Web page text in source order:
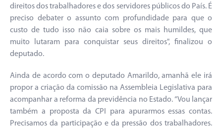
direitos dos trabalhadores e dos servidores públicos do País. É
preciso debater o assunto com profundidade para que o
custo de tudo isso não caia sobre os mais humildes, que
muito lutaram para conquistar seus direitos", finalizou o
deputado.
Ainda de acordo com o deputado Amarildo, amanhã ele irá
propor a criação da comissão na Assembleia Legislativa para
acompanhar a reforma da previdência no Estado. “Vou lançar
também a proposta da CPI para apurarmos essas contas.
Precisamos da participação e da pressão dos trabalhadores.